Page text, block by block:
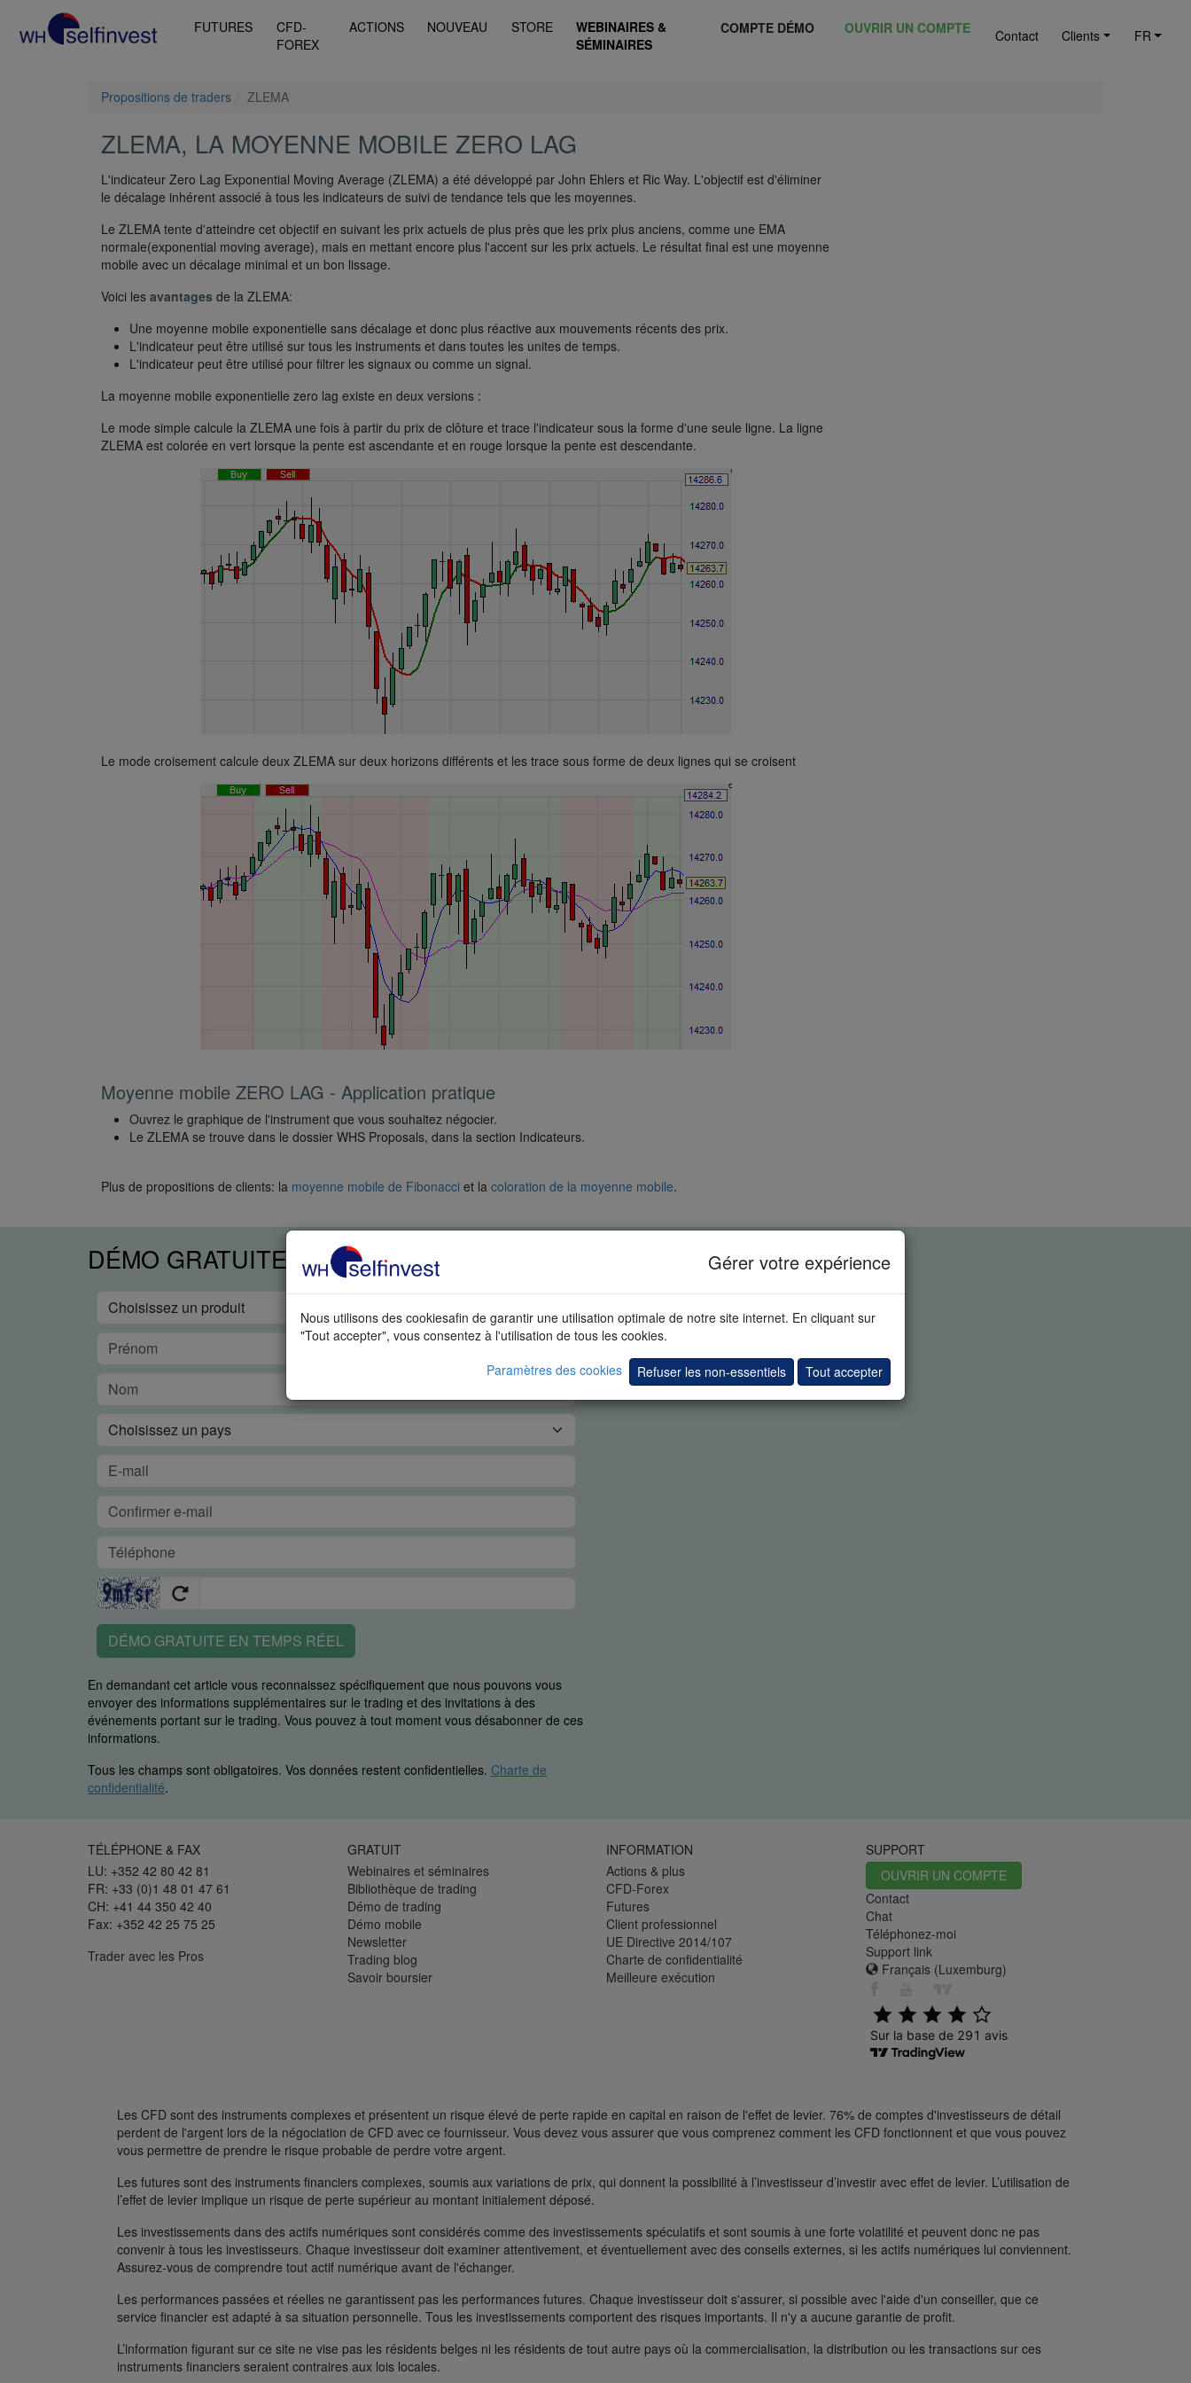
FUTURES
CFD-
FOREX
ACTIONS NOUVEAU STORE
WEBINAIRES &
SÉMINAIRES
COMPTE DÉMO OUVRIR UN COMPTE Contact Clients FR
Propositions de traders ZLEMA
ZLEMA, LA MOYENNE MOBILE ZERO LAG
L'indicateur Zero Lag Exponential Moving Average (ZLEMA) a été développé par John Ehlers et Ric Way. L'objectif est d'éliminer
le décalage inhérent associé à tous les indicateurs de suivi de tendance tels que les moyennes.
Le ZLEMA tente d'atteindre cet objectif en suivant les prix actuels de plus près que les prix plus anciens, comme une EMA
normale(exponential moving average), mais en mettant encore plus l'accent sur les prix actuels. Le résultat final est une moyenne
mobile avec un décalage minimal et un bon lissage.
Voici les avantages de la ZLEMA:
Une moyenne mobile exponentielle sans décalage et donc plus réactive aux mouvements récents des prix.
L'indicateur peut être utilisé sur tous les instruments et dans toutes les unites de temps.
L'indicateur peut être utilisé pour filtrer les signaux ou comme un signal.
La moyenne mobile exponentielle zero lag existe en deux versions :
Le mode simple calcule la ZLEMA une fois à partir du prix de clôture et trace l'indicateur sous la forme d'une seule ligne. La ligne
ZLEMA est colorée en vert lorsque la pente est ascendante et en rouge lorsque la pente est descendante.
Le mode croisement calcule deux ZLEMA sur deux horizons différents et les trace sous forme de deux lignes qui se croisent
Moyenne mobile ZERO LAG - Application pratique
Ouvrez le graphique de l'instrument que vous souhaitez négocier.
Le ZLEMA se trouve dans le dossier WHS Proposals, dans la section Indicateurs.
Plus de propositions de clients: la moyenne mobile de Fibonacci et la coloration de la moyenne mobile.
Gérer votre expérience
Nous utilisons des cookiesafin de garantir une utilisation optimale de notre site internet. En cliquant sur
"Tout accepter", vous consentez à l'utilisation de tous les cookies.
Paramètres des cookies
Refuser les non-essentiels Tout accepter
DÉMO GRATUITE EN TEMPS RÉEL
DÉMO GRATUITE EN TEMPS RÉEL
En demandant cet article vous reconnaissez spécifiquement que nous pouvons vous
envoyer des informations supplémentaires sur le trading et des invitations à des
événements portant sur le trading. Vous pouvez à tout moment vous désabonner de ces
informations.
Tous les champs sont obligatoires. Vos données restent confidentielles. Charte de
confidentialité.
TÉLÉPHONE & FAX
LU: +352 42 80 42 81
FR: +33 (0)1 48 01 47 61
CH: +41 44 350 42 40
Fax: +352 42 25 75 25
Trader avec les Pros
GRATUIT
Webinaires et séminaires
Bibliothèque de trading
Démo de trading
Démo mobile
Newsletter
Trading blog
Savoir boursier
INFORMATION
Actions & plus
CFD-Forex
Futures
Client professionnel
UE Directive 2014/107
Charte de confidentialité
Meilleure exécution
SUPPORT
OUVRIR UN COMPTE
Contact
Chat
Téléphonez-moi
Support link
Français (Luxemburg)
Les CFD sont des instruments complexes et présentent un risque élevé de perte rapide en capital en raison de l'effet de levier. 76% de comptes d'investisseurs de détail
perdent de l'argent lors de la négociation de CFD avec ce fournisseur. Vous devez vous assurer que vous comprenez comment les CFD fonctionnent et que vous pouvez
vous permettre de prendre le risque probable de perdre votre argent.
Les futures sont des instruments financiers complexes, soumis aux variations de prix, qui donnent la possibilité à l’investisseur d’investir avec effet de levier. L’utilisation de
l’effet de levier implique un risque de perte supérieur au montant initialement déposé.
Les investissements dans des actifs numériques sont considérés comme des investissements spéculatifs et sont soumis à une forte volatilité et peuvent donc ne pas
convenir à tous les investisseurs. Chaque investisseur doit examiner attentivement, et éventuellement avec des conseils externes, si les actifs numériques lui conviennent.
Assurez-vous de comprendre tout actif numérique avant de l'échanger.
Les performances passées et réelles ne garantissent pas les performances futures. Chaque investisseur doit s'assurer, si possible avec l'aide d'un conseiller, que ce
service financier est adapté à sa situation personnelle. Tous les investissements comportent des risques importants. Il n'y a aucune garantie de profit.
L’information figurant sur ce site ne vise pas les résidents belges ni les résidents de tout autre pays où la commercialisation, la distribution ou les transactions sur ces
instruments financiers seraient contraires aux lois locales.